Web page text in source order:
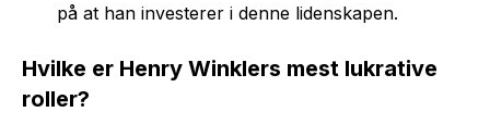
på at han investerer i denne lidenskapen.
Hvilke er Henry Winklers mest lukrative
roller?